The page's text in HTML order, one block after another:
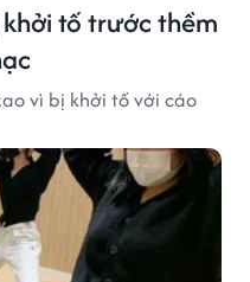
tố trước thềm
vì bị khởi tố với cáo